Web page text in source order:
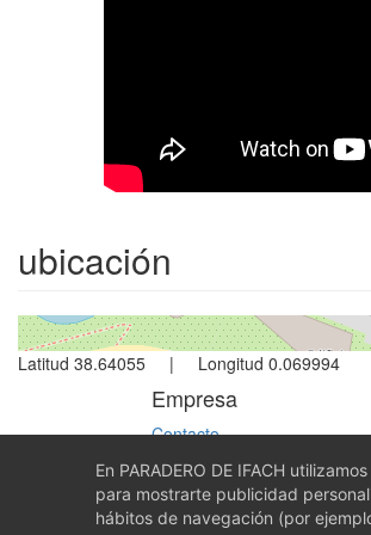
ubicación
Latitud 38.64055 | Longitud 0.069994
Empresa
Contacto
Quiénes somos
Propietarios
En PARADERO DE IFACH
para mostrarte publicidad
hábitos de navegación (por